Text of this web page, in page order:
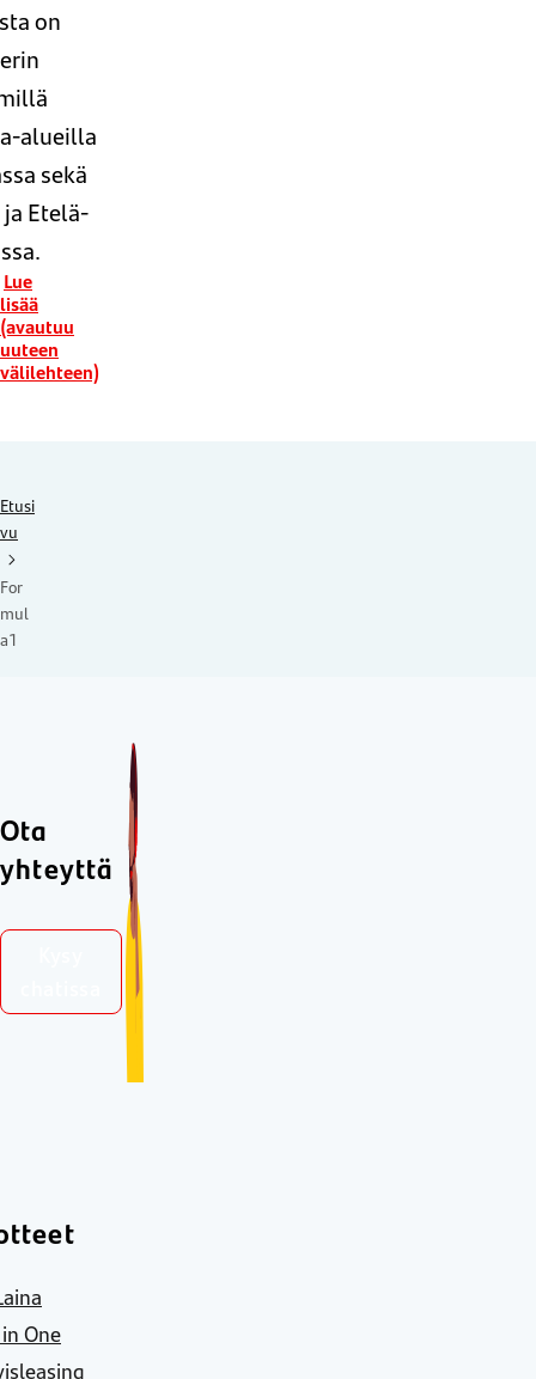
on
alueilla
sekä
Etelä-
Lue
lisää
(avautuu
uuteen
välilehteen)
Etusi
vu
For
mul
a1
Ota
yhteyttä
One